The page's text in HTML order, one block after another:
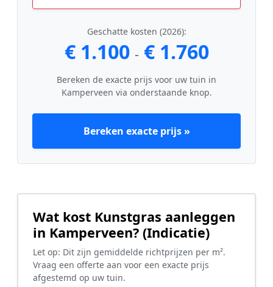
Geschatte kosten (2026):
€ 1.100 - € 1.760
Bereken de exacte prijs voor uw tuin in
Kamperveen via onderstaande knop.
Bereken exacte prijs »
Wat kost Kunstgras aanleggen
in Kamperveen? (Indicatie)
Let op: Dit zijn gemiddelde richtprijzen per m².
Vraag een offerte aan voor een exacte prijs
afgestemd op uw tuin.